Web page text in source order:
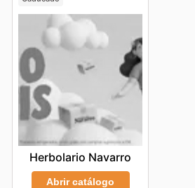
Herbolario Navarro
Abrir catálogo